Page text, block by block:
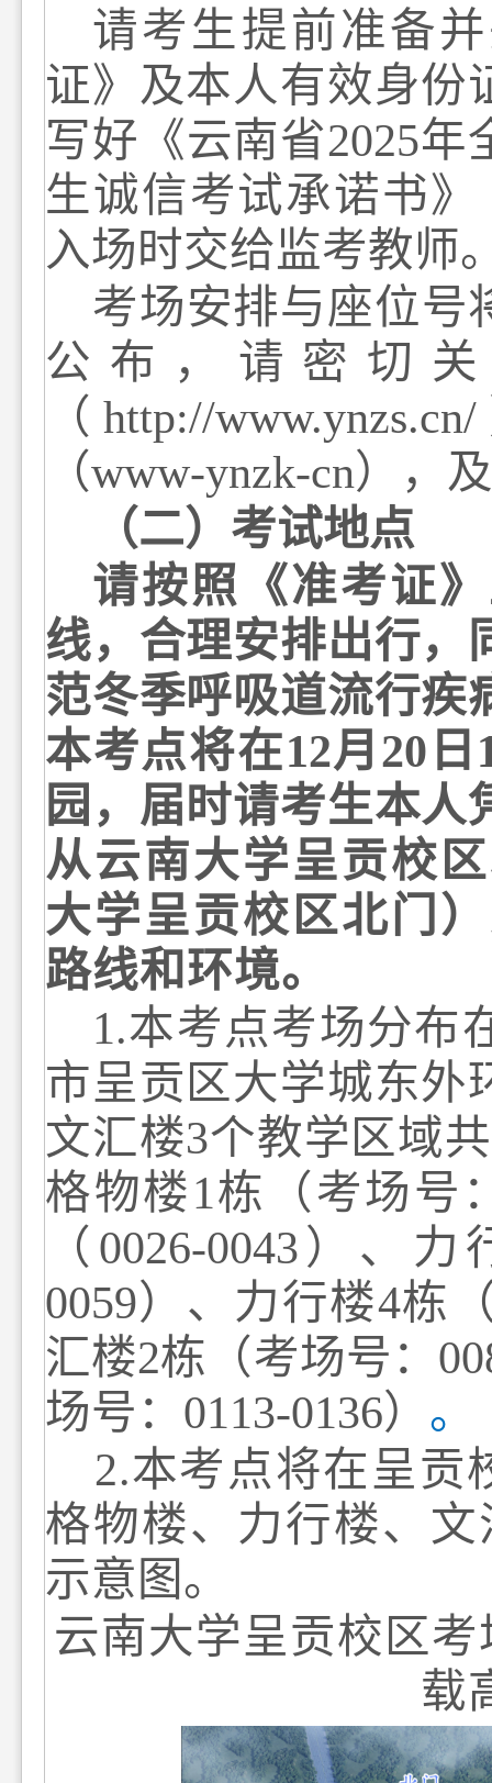
请考生提前准备
证》及本人有效身份
写好 《云南省2025年
生诚信考试承诺书》
入场时交给监考教师
考场安排与座位号
公布，请密切
（ http://www.ynzs.cn/
（www-ynzk-cn）
，
（二）考试地点
请按照《准考证
线，合理安排出行，
范冬季呼吸道流行疾
本考点将在12月 20 日
园，届时请考生本人
从云南大学呈贡校
大学呈贡校区北门）
路线和环境。
1.本考点考场分布
市呈贡区大学城东外
文汇楼3个教学区域共
格物楼1栋
（考场号
（ 0026-0043 ）、 力
0059）、 力行楼4栋
汇楼2栋 （考场号：
场号： 0113-0136） 。
2.本考点将在呈贡
格物楼、力行楼、文
示意图。
云南大学呈贡校区
载